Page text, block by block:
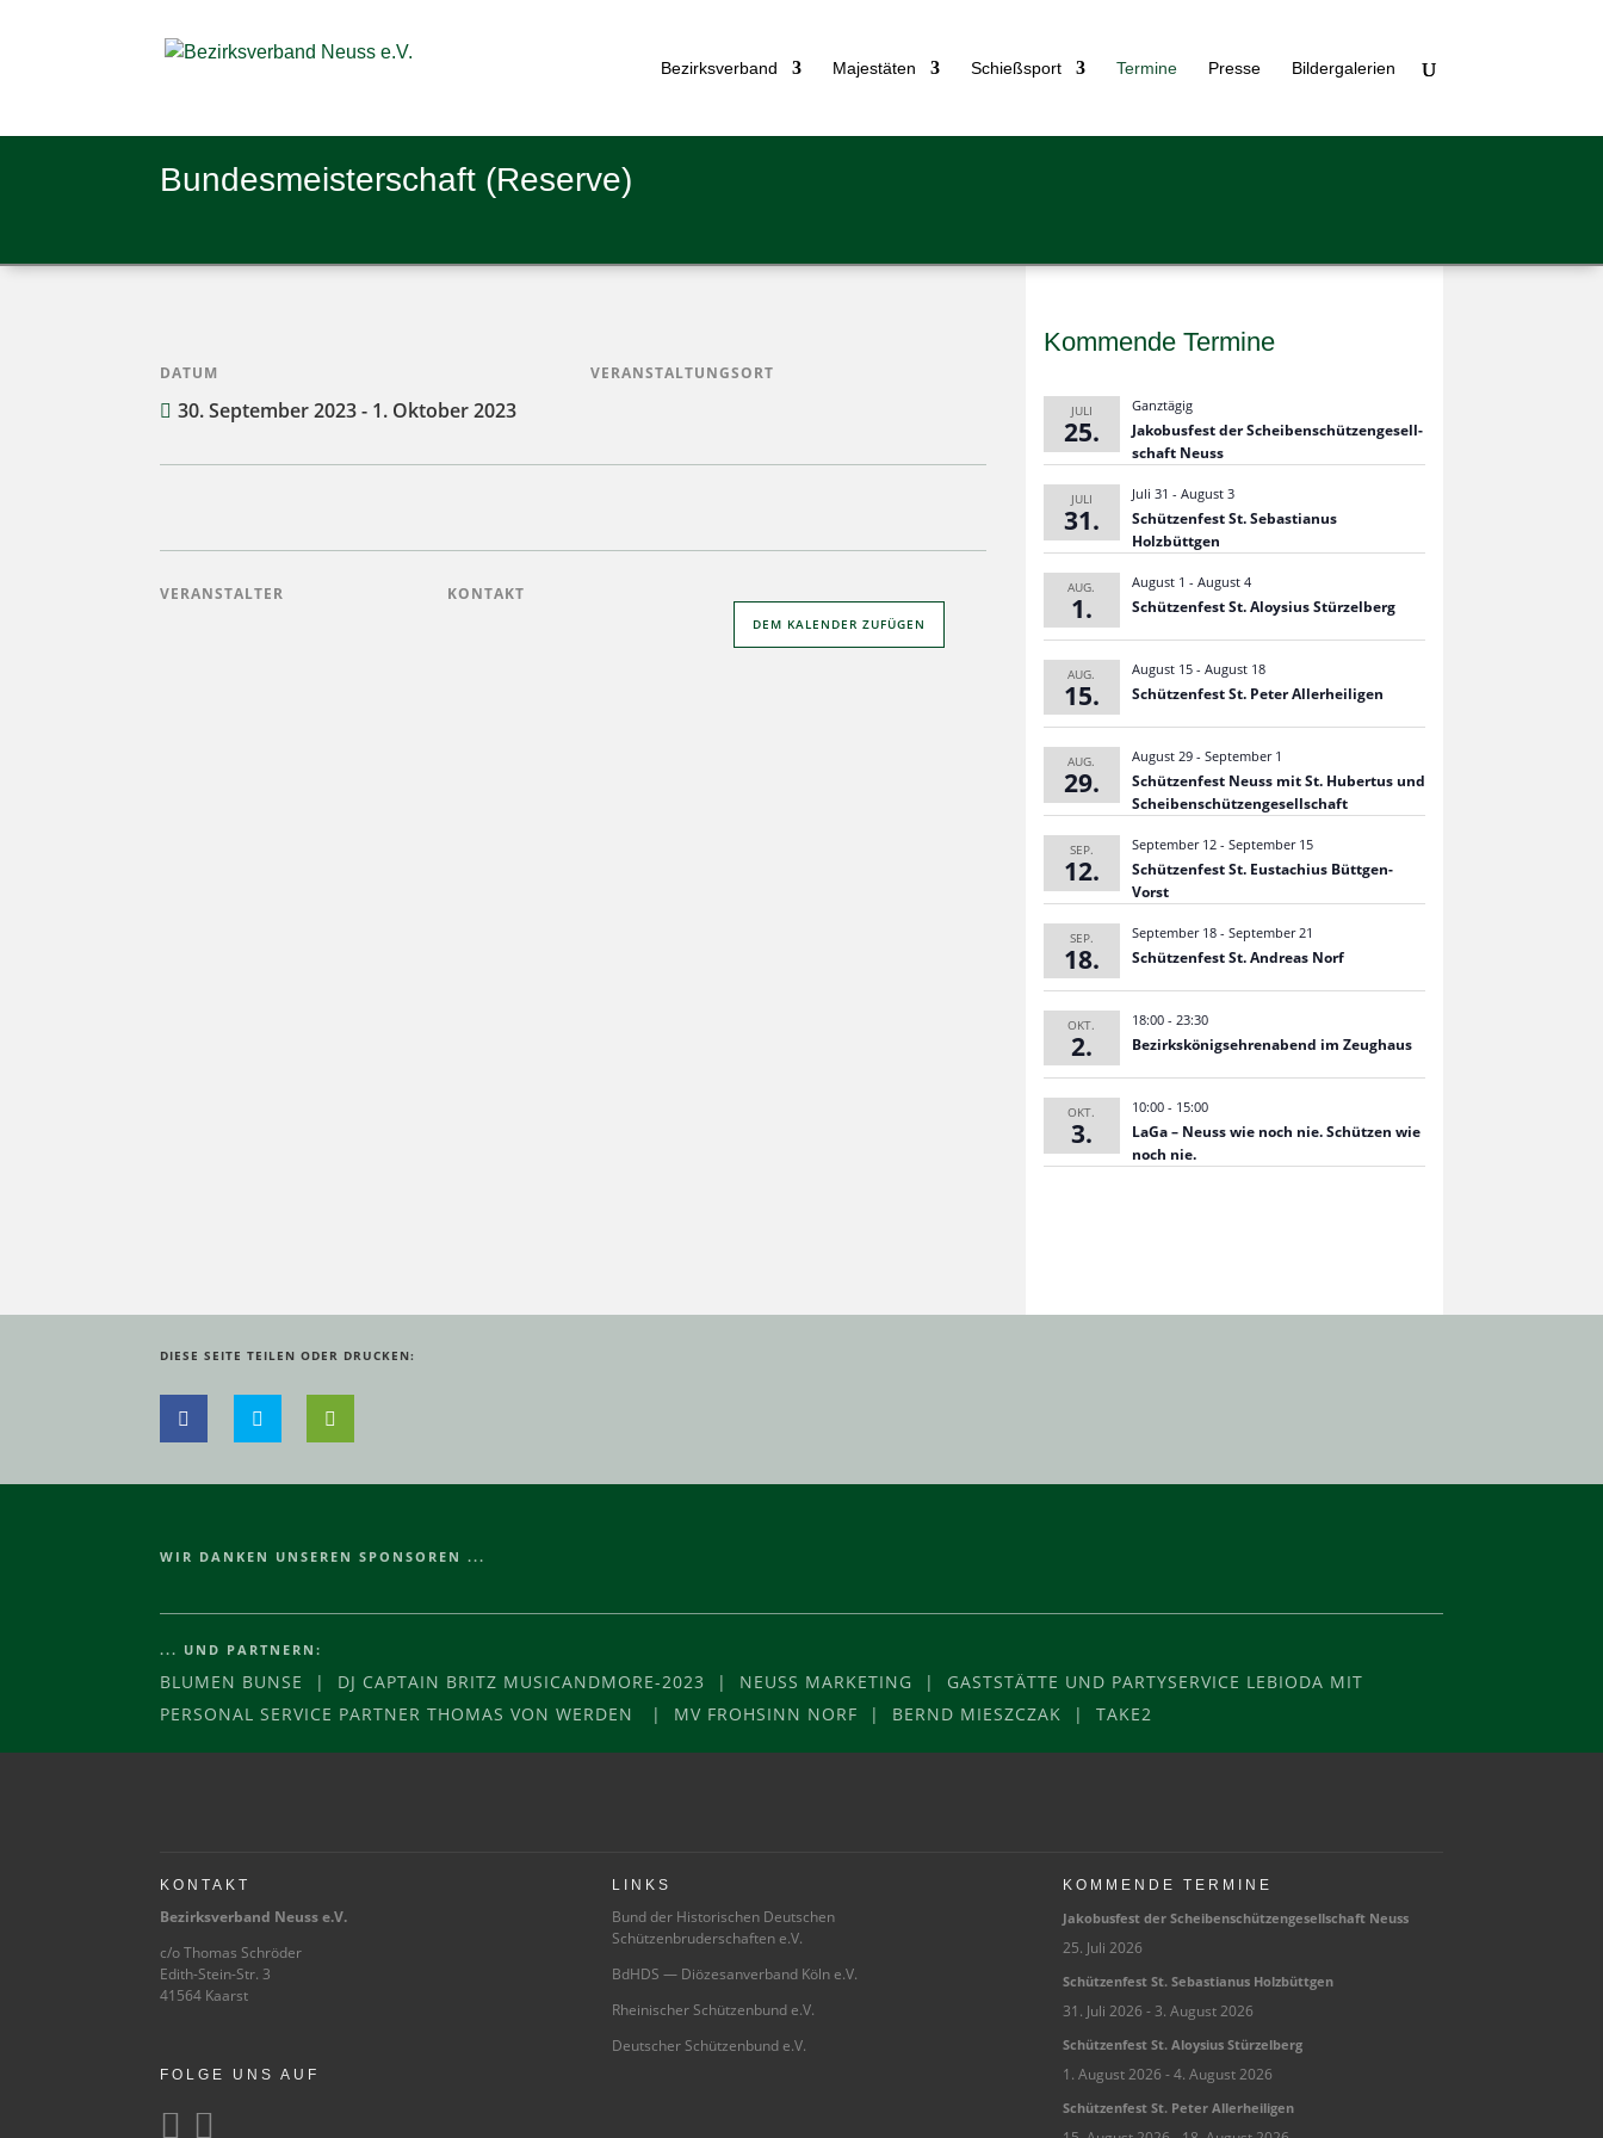
Bezirks­ver­band Majes­tä­ten Schieß­sport Ter­mine Presse Bil­der­ga­le­rien
Bun­des­meis­ter­schaft (Reserve)
DATUM
30. September 2023 - 1. Oktober 2023
VERANSTALTUNGSORT
VERANSTALTER KONTAKT
DEM KALENDER ZUFÜGEN
Kommende Termine
JULI
25
Ganztägig
Jako­bus­fest der Schei­ben­schüt­zen­ge­sell­
schaft Neuss
JULI
31
Juli 31 - August 3
Schüt­zen­fest St. Sebas­tia­nus
Holzbüttgen
AUG.
1
August 1 - August 4
Schüt­zen­fest St. Aloy­sius Stürzelberg
AUG.
15
August 15- August 18
Schüt­zen­fest St. Peter Allerheiligen
AUG.
29
August 29- September 1
Schüt­zen­fest Neuss mit St. Huber­tus und
Scheibenschützengesellschaft
SEP.
12
September 12- September 15
Schüt­zen­fest St. Eusta­chius Büttgen-
Vorst
SEP.
18
September 18- September 21
Schüt­zen­fest St. Andreas Norf
OKT.
2
18:00- 23:30
Bezirks­kö­nigs­eh­ren­abend im Zeughaus
OKT.
3
10:00- 15:00
LaGa – Neuss wie noch nie. Schüt­zen wie
noch nie.
DIESE SEITE TEILEN ODER DRUCKEN:
WIR DANKEN UNSEREN SPONSOREN ...
... UND PARTNERN:
BLUMEN BUNSE | DJ CAPTAIN BRITZ MUSICANDMORE-2023 | NEUSS MARKETING | GASTSTÄTTE UND PARTYSERVICE LEBIODA MIT
PERSONAL SERVICE PARTNER THOMAS VON WERDEN | MV FROHSINN NORF | BERND MIESZCZAK | TAKE2
KONTAKT
Bezirksverband Neuss e.V.
c/o Thomas Schröder
Edith-Stein-Str. 3
41564 Kaarst
FOLGE UNS AUF
 
LINKS
Bund der Historischen Deutschen
Schützenbruderschaften e.V.
BdHDS — Diözesanverband Köln e.V.
Rheinischer Schützenbund e.V.
Deutscher Schützenbund e.V.
KOMMENDE TERMINE
Jako­bus­fest der Schei­ben­schüt­zen­ge­sell­schaft Neuss
25. Juli 2026
Schüt­zen­fest St. Sebas­tia­nus Holzbüttgen
31. Juli 2026 - 3. August 2026
Schüt­zen­fest St. Aloy­sius Stürzelberg
1. August 2026 - 4. August 2026
Schüt­zen­fest St. Peter Allerheiligen